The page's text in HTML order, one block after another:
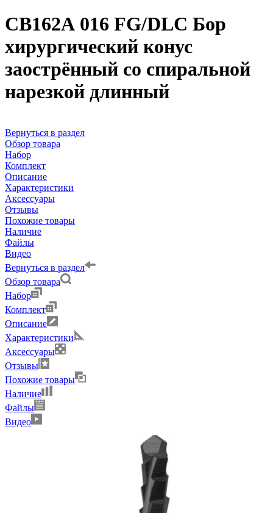
CB162А 016 FG/DLC Бор
хирургический конус
заострённый со спиральной
нарезкой длинный
Вернуться в раздел
Обзор товара
Набор
Комплект
Описание
Характеристики
Аксессуары
Отзывы
Похожие товары
Наличие
Файлы
Видео
Вернуться в раздел
Обзор товара
Набор
Комплект
Описание
Характеристики
Аксессуары
Отзывы
Похожие товары
Наличие
Файлы
Видео